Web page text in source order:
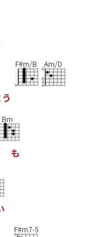
う
F#m/B Am/D
Bm
も
F#m7-5